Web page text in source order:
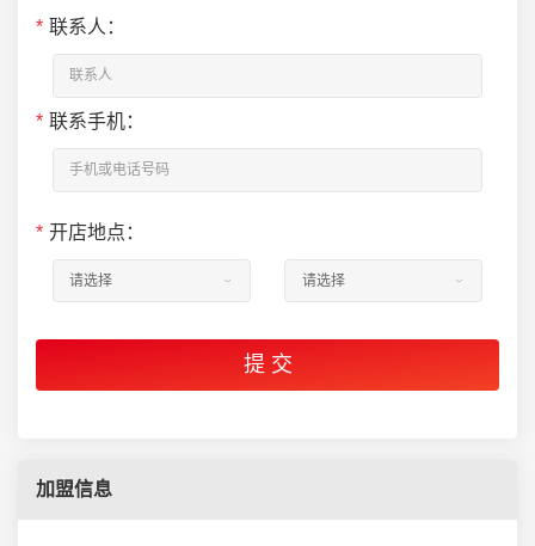
* 联系人：
* 联系手机：
* 开店地点：
加盟信息